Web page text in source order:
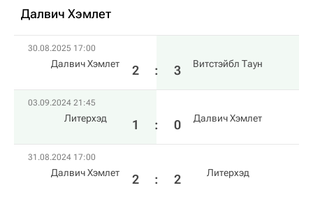
Далвич Хэмлет
30.08.2025 17:00
Далвич Хэмлет 2 : 3 Витстэйбл Таун
03.09.2024 21:45
Литерхэд 1 : 0 Далвич Хэмлет
31.08.2024 17:00
Далвич Хэмлет 2 : 2 Литерхэд